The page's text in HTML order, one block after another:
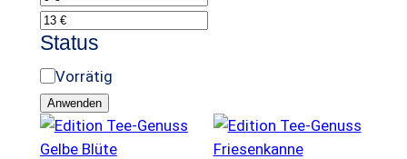
l
t
Status
V
e
r
f
Vorrätig
Anwenden